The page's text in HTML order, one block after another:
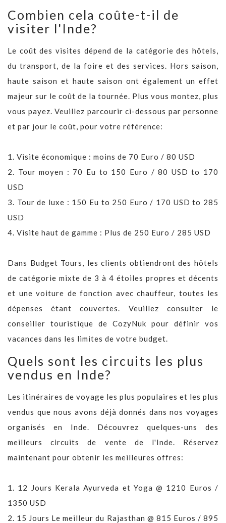
Combien cela coûte-t-il de
visiter l'Inde?
Le coût des visites dépend de la catégorie des hôtels,
du transport, de la foire et des services. Hors saison,
haute saison et haute saison ont également un effet
majeur sur le coût de la tournée. Plus vous montez, plus
vous payez. Veuillez parcourir ci-dessous par personne
et par jour le coût, pour votre référence:
1. Visite économique : moins de 70 Euro / 80 USD
2. Tour moyen : 70 Eu to 150 Euro / 80 USD to 170
USD
3. Tour de luxe : 150 Eu to 250 Euro / 170 USD to 285
USD
4. Visite haut de gamme : Plus de 250 Euro / 285 USD
Dans Budget Tours, les clients obtiendront des hôtels
de catégorie mixte de 3 à 4 étoiles propres et décents
et une voiture de fonction avec chauffeur, toutes les
dépenses étant couvertes. Veuillez consulter le
conseiller touristique de CozyNuk pour définir vos
vacances dans les limites de votre budget.
Quels sont les circuits les plus
vendus en Inde?
Les itinéraires de voyage les plus populaires et les plus
vendus que nous avons déjà donnés dans nos voyages
organisés en Inde. Découvrez quelques-uns des
meilleurs circuits de vente de l'Inde. Réservez
maintenant pour obtenir les meilleures offres:
1. 12 Jours Kerala Ayurveda et Yoga @ 1210 Euros /
1350 USD
2. 15 Jours Le meilleur du Rajasthan @ 815 Euros / 895